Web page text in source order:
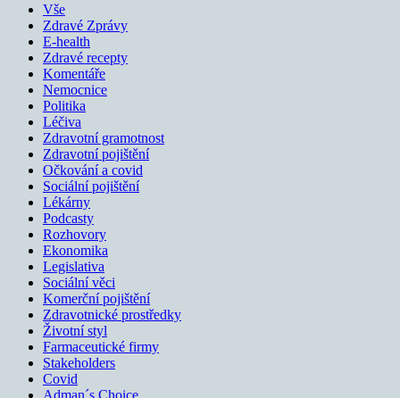
Vše
Zdravé Zprávy
E-health
Zdravé recepty
Komentáře
Nemocnice
Politika
Léčiva
Zdravotní gramotnost
Zdravotní pojištění
Očkování a covid
Sociální pojištění
Lékárny
Podcasty
Rozhovory
Ekonomika
Legislativa
Sociální věci
Komerční pojištění
Zdravotnické prostředky
Životní styl
Farmaceutické firmy
Stakeholders
Covid
Adman´s Choice